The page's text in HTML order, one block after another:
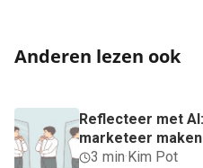
Anderen lezen ook
Reflecteer met
marketeer maken
3 min·Kim Pot